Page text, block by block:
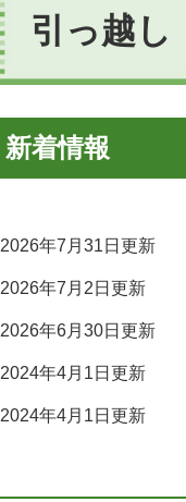
引っ越し
新着情報
2026年7月31日更新
2026年7月2日更新
2026年6月30日更新
2024年4月1日更新
2024年4月1日更新